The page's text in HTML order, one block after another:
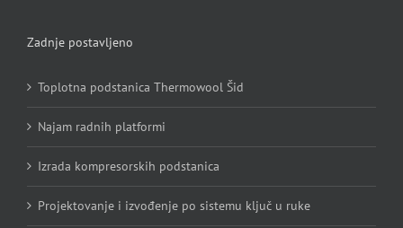
Zadnje postavljeno
Toplotna podstanica Thermowool Šid
Najam radnih platformi
Izrada kompresorskih podstanica
Projektovanje i izvođenje po sistemu ključ u ruke